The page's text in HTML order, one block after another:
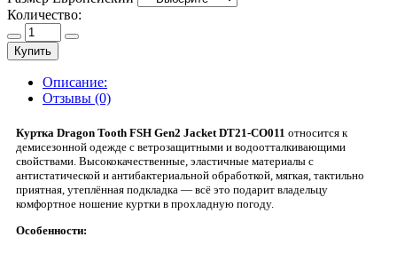
Количество:
Купить
Описание:
Отзывы (0)
Куртка Dragon Tooth FSH Gen2 Jacket DT21-CO011 относится к
демисезонной одежде с ветрозащитными и водоотталкивающими
свойствами. Высококачественные, эластичные материалы с
антистатической и антибактериальной обработкой, мягкая, тактильно
приятная, утеплённая подкладка — всё это подарит владельцу
комфортное ношение куртки в прохладную погоду.
Особенности: